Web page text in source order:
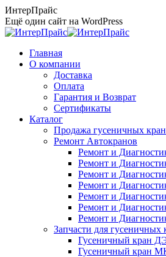
Перейти
к
содержанию
ИнтерПрайс
Ещё один сайт на WordPress
Главная
О компании
Доставка
Оплата
Гарантия и Возврат
Сертификаты
Каталог
Продажа гусеничных
Ремонт Автокранов
Ремонт и
Ремонт и
Ремонт и
Ремонт и
Ремонт и
Ремонт и
Ремонт и
Запчасти для гусеничных
Гусеничный кран
Гусеничный кран